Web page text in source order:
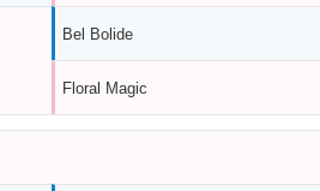
Bel Bolide
Floral Magic